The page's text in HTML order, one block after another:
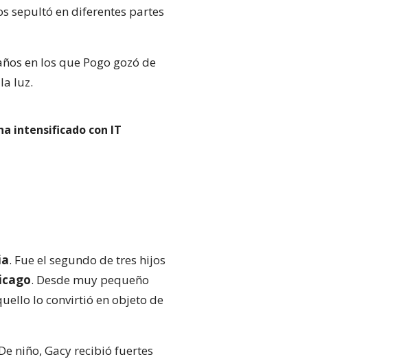
sepultó en diferentes partes
en los que Pogo gozó de
luz.
intensificado con IT
. Fue el segundo de tres hijos
. Desde muy pequeño
lo convirtió en objeto de
niño, Gacy recibió fuertes